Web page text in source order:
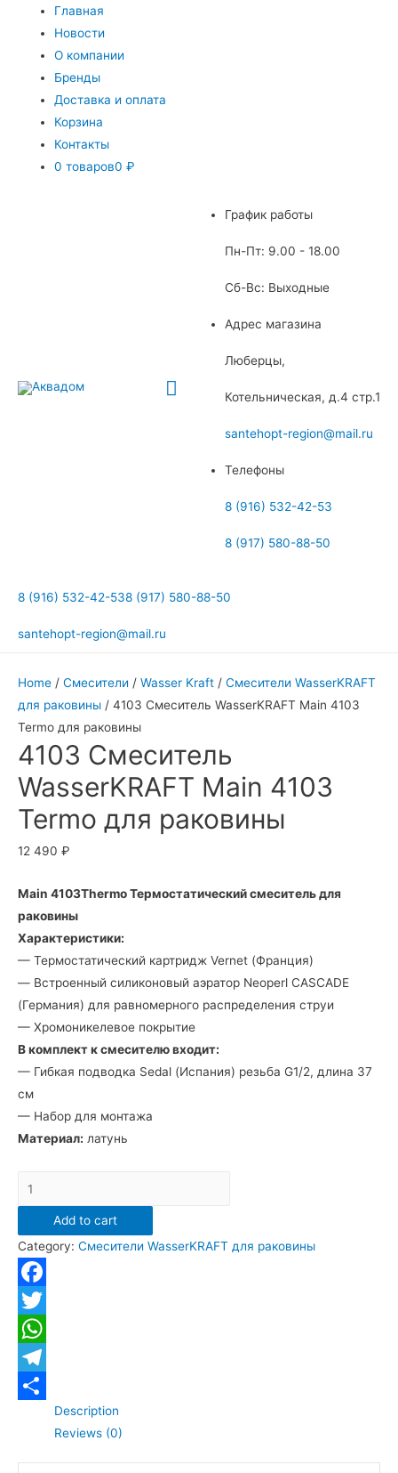
Главная
Новости
О компании
Бренды
Доставка и оплата
Корзина
Контакты
0 товаров0 ₽
Главное
График работы
Пн-Пт: 9.00 - 18.00
Сб-Вс: Выходные
Адрес магазина
Люберцы,
Котельническая, д.4 стр.1
santehopt-region@mail.ru
Телефоны
8 (916) 532-42-53
8 (917) 580-88-50
8 (916) 532-42-538 (917) 580-88-50
santehopt-region@mail.ru
Home / Смесители / Wasser Kraft / Смесители WasserKRAFT
для раковины / 4103 Смеситель WasserKRAFT Main 4103
Termo для раковины
4103 Смеситель
WasserKRAFT Main 4103
Termo для раковины
12 490 ₽
Main 4103Thermo Термостатический смеситель для
раковины
Характеристики:
— Термостатический картридж Vernet (Франция)
— Встроенный силиконовый аэратор Neoperl CASCADE
(Германия) для равномерного распределения струи
— Хромоникелевое покрытие
В комплект к смесителю входит:
— Гибкая подводка Sedal (Испания) резьба G1/2, длина 37
см
— Набор для монтажа
Материал: латунь
4103
Смеситель
WasserKRAFT
Main
4103
Termo
для
раковины
quantity
Add to cart
Category: Смесители WasserKRAFT для раковины
Facebook
Twitter
WhatsApp
Telegram
ОтправитьDescription
Reviews (0)